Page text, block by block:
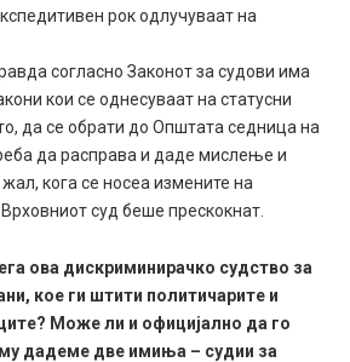
рок одлучуваат на
согласно Законот за судови има
кои се однесуваат на статусни
да се обрати до Општата седница на
да расправа и даде мислење и
кога се носеа измените на
суд беше прескокнат.
ова дискриминирачко судство за
кое ги штити политичарите и
Може ли и официјално да го
дадеме две имиња – судии за